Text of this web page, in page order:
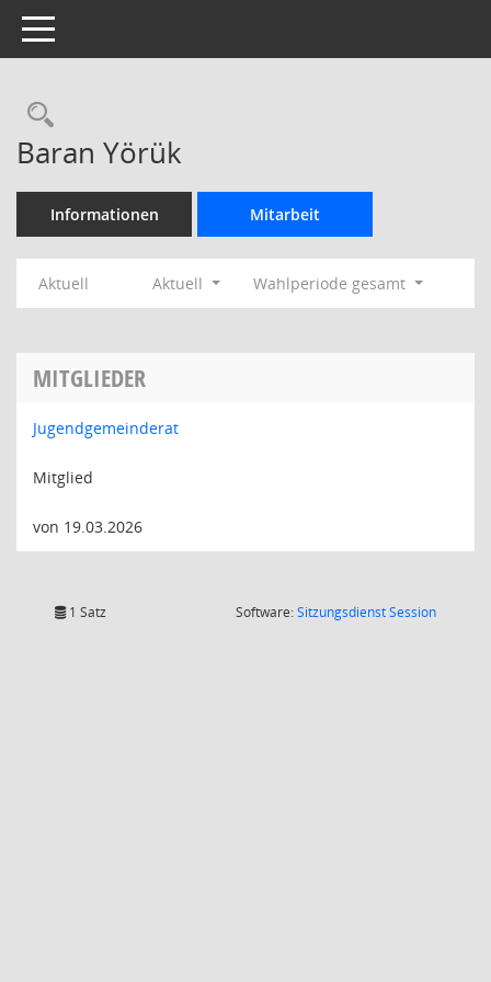
Toggle navigation
Rechercheauswahl
Baran Yörük
Informationen Mitarbeit
Aktuell Aktuell Wahlperiode gesamt
MITGLIEDER
Jugendgemeinderat
Mitglied
von 19.03.2026
1 Satz Software:SitzungsdienstSession(Wird in